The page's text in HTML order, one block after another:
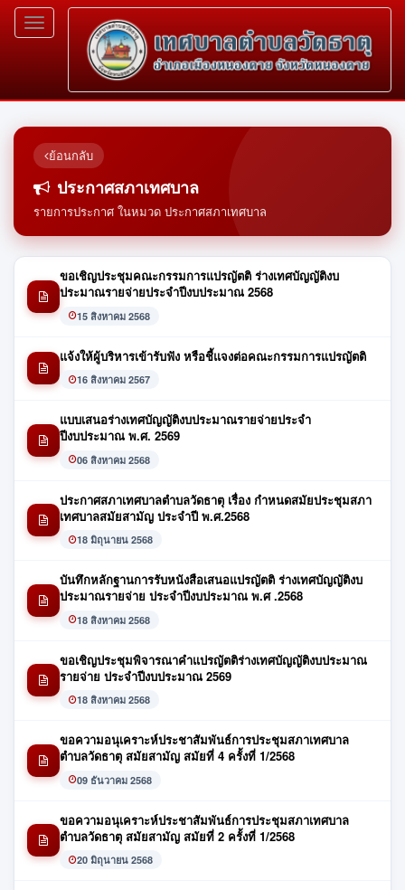
Toggle
navigation
ย้อนกลับ
ประกาศสภาเทศบาล
รายการประกาศ ในหมวด ประกาศสภาเทศบาล
ขอเชิญประชุมคณะกรรมการแปรญัตติ ร่างเทศบัญญัติงบ
ประมาณรายจ่ายประจำปีงบประมาณ 2568
15 สิงหาคม 2568
แจ้งให้ผู้บริหารเข้ารับฟัง หรือชี้แจงต่อคณะกรรมการแปรญัตติ
16 สิงหาคม 2567
แบบเสนอร่างเทศบัญญัติงบประมาณรายจ่ายประจำ
ปีงบประมาณ พ.ศ. 2569
06 สิงหาคม 2568
ประกาศสภาเทศบาลตำบลวัดธาตุ เรื่อง กำหนดสมัยประชุมสภา
เทศบาลสมัยสามัญ ประจำปี พ.ศ.2568
18 มิถุนายน 2568
บันทึกหลักฐานการรับหนังสือเสนอแปรญัตติ ร่างเทศบัญญัติงบ
ประมาณรายจ่าย ประจำปีงบประมาณ พ.ศ .2568
18 สิงหาคม 2568
ขอเชิญประชุมพิจารณาคำแปรญัตติร่างเทศบัญญัติงบประมาณ
รายจ่าย ประจำปีงบประมาณ 2569
18 สิงหาคม 2568
ขอความอนุเคราะห์ประชาสัมพันธ์การประชุมสภาเทศบาล
ตำบลวัดธาตุ สมัยสามัญ สมัยที่ 4 ครั้งที่ 1/2568
09 ธันวาคม 2568
ขอความอนุเคราะห์ประชาสัมพันธ์การประชุมสภาเทศบาล
ตำบลวัดธาตุ สมัยสามัญ สมัยที่ 2 ครั้งที่ 1/2568
20 มิถุนายน 2568